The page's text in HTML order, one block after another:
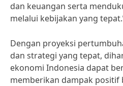
dan keuangan serta
melalui kebijakan yang
Dengan proyeksi
dan strategi yang tepat,
ekonomi Indonesia dapat
memberikan dampak positif